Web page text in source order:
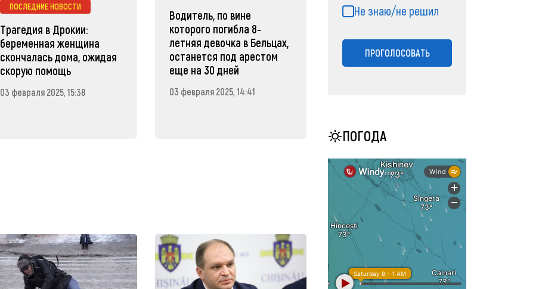
ПОСЛЕДНИЕ НОВОСТИ
Трагедия в Дрокии:
беременная женщина
скончалась дома, ожидая
скорую помощь
03 февраля 2025, 15:38
Водитель, по вине
которого погибла 8-
летняя девочка в Бельцах,
останется под арестом
еще на 30 дней
03 февраля 2025, 14:41
Не знаю/не решил
ПРОГОЛОСОВАТЬ
ПОГОДА